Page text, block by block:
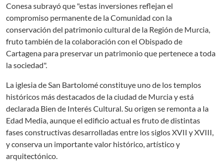
Conesa subrayó que "estas inversiones reflejan el
compromiso permanente de la Comunidad con la
conservación del patrimonio cultural de la Región de Murcia,
fruto también de la colaboración con el Obispado de
Cartagena para preservar un patrimonio que pertenece a toda
la sociedad".
La iglesia de San Bartolomé constituye uno de los templos
históricos más destacados de la ciudad de Murcia y está
declarada Bien de Interés Cultural. Su origen se remonta a la
Edad Media, aunque el edificio actual es fruto de distintas
fases constructivas desarrolladas entre los siglos XVII y XVIII,
y conserva un importante valor histórico, artístico y
arquitectónico.